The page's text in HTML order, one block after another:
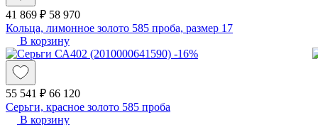
41 869 ₽ 58 970
Кольца, лимонное золото 585 проба, размер 17
В корзину
-16%
55 541 ₽ 66 120
Серьги, красное золото 585 проба
В корзину